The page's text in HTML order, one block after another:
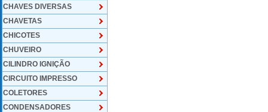
CHAVES DIVERSAS
CHAVETAS
CHICOTES
CHUVEIRO
CILINDRO IGNIÇÃO
CIRCUITO IMPRESSO
COLETORES
CONDENSADORES